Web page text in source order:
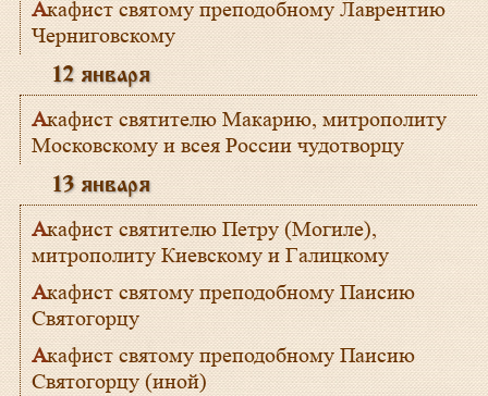
Акафист святому преподобному Лаврентию
Черниговскому
12 января
Акафист святителю Макарию, митрополиту
Московскому и всея России чудотворцу
13 января
Акафист святителю Петру (Могиле),
митрополиту Киевскому и Галицкому
Акафист святому преподобному Паисию
Святогорцу
Акафист святому преподобному Паисию
Святогорцу (иной)